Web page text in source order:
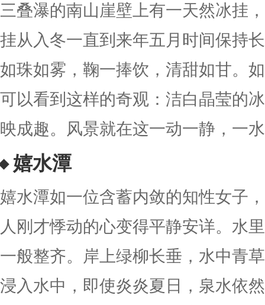
三叠瀑的南山崖壁上有一天然冰挂
挂从入冬一直到来年五月时间保持
如珠如雾，鞠一捧饮，清甜如甘。
可以看到这样的奇观：洁白晶莹的
映成趣。风景就在这一动一静，一
嬉水潭
嬉水潭如一位含蓄内敛的知性女子
人刚才悸动的心变得平静安详。水
一般整齐。岸上绿柳长垂，水中青
浸入水中，即使炎炎夏日，泉水依